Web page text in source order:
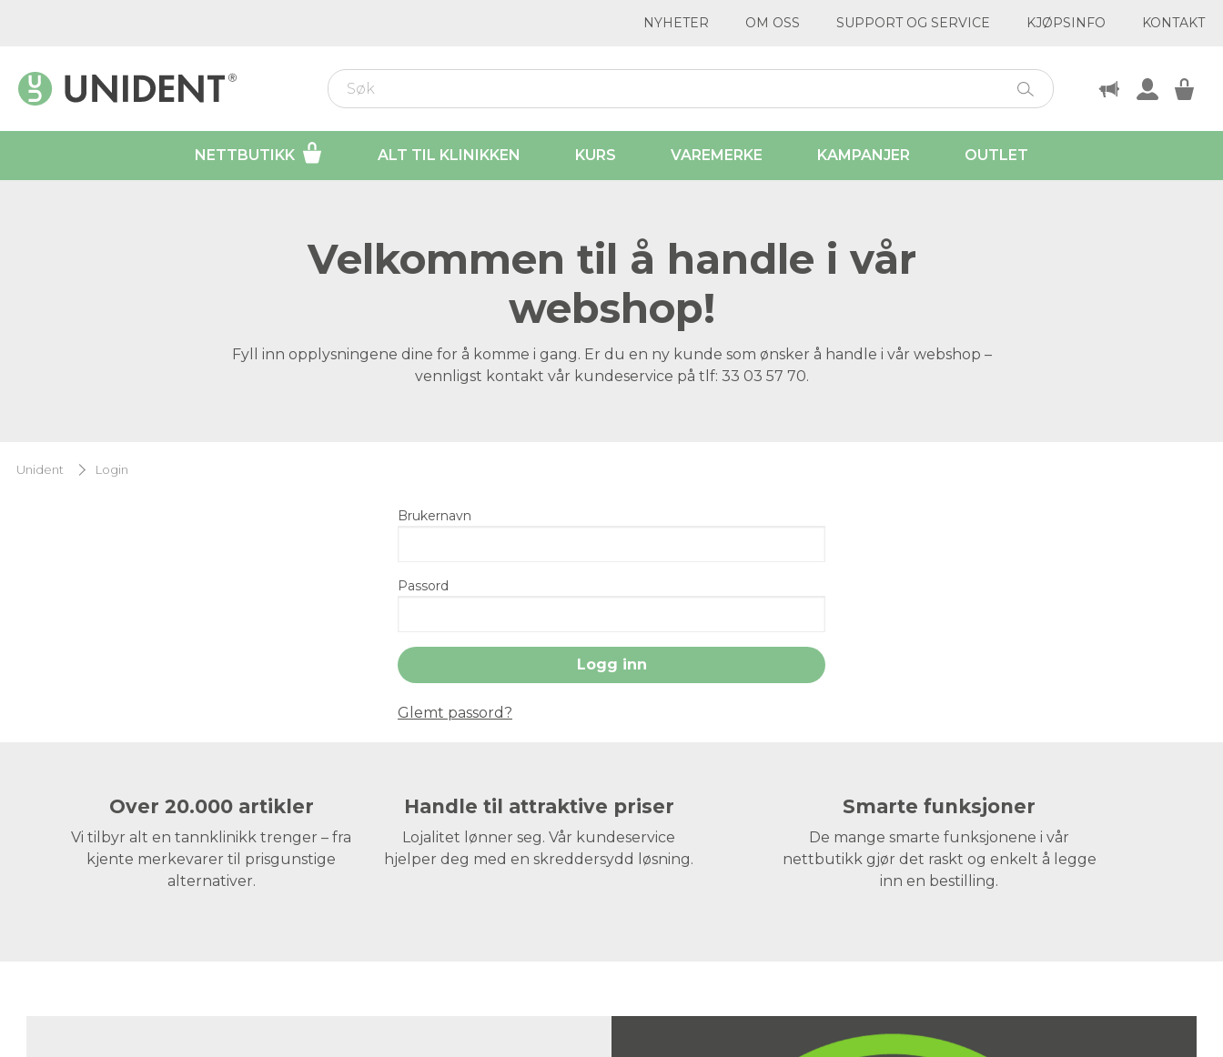
NYHETER OM OSS SUPPORT OG SERVICE KJØPSINFO KONTAKT
NETTBUTIKK ALT TIL KLINIKKEN KURS VAREMERKE KAMPANJER OUTLET
Velkommen til å handle i vår
webshop!
Fyll inn opplysningene dine for å komme i gang. Er du en ny kunde som ønsker å handle i vår webshop –
vennligst kontakt vår kundeservice på tlf: 33 03 57 70.
Unident Login
Brukernavn
Passord
Glemt passord?
Over 20.000 artikler
Vi tilbyr alt en tannklinikk trenger – fra
kjente merkevarer til prisgunstige
alternativer.
Handle til attraktive priser
Lojalitet lønner seg. Vår kundeservice
hjelper deg med en skreddersydd løsning.
Smarte funksjoner
De mange smarte funksjonene i vår
nettbutikk gjør det raskt og enkelt å legge
inn en bestilling.